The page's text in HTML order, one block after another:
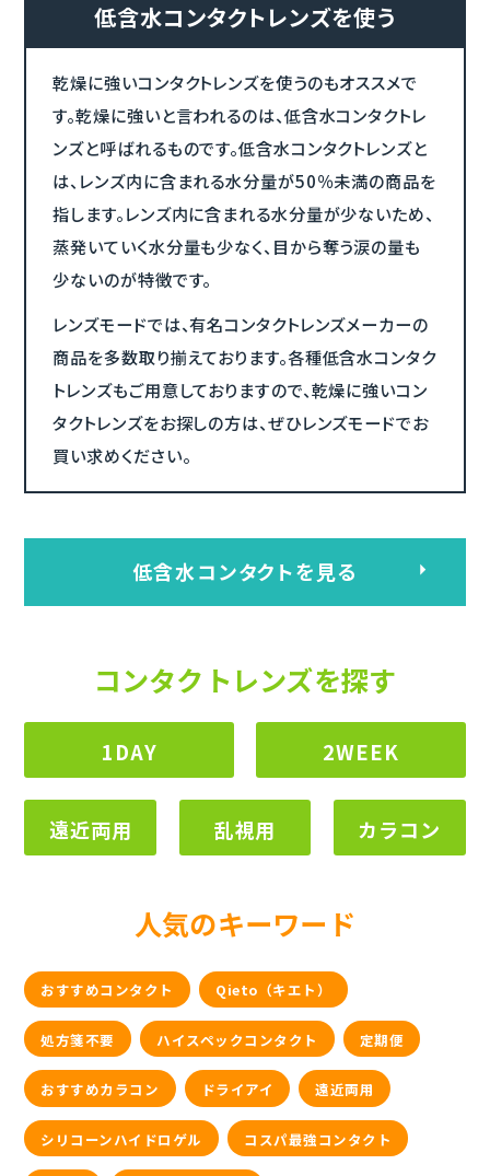
低含水コンタクトレンズを使う
乾燥に強いコンタクトレンズを使うのもオススメで
す。乾燥に強いと言われるのは、低含水コンタクトレ
ンズと呼ばれるものです。低含水コンタクトレンズと
は、レンズ内に含まれる水分量が50％未満の商品を
指します。レンズ内に含まれる水分量が少ないため、
蒸発いていく水分量も少なく、目から奪う涙の量も
少ないのが特徴です。
レンズモードでは、有名コンタクトレンズメーカーの
商品を多数取り揃えております。各種低含水コンタク
トレンズもご用意しておりますので、乾燥に強いコン
タクトレンズをお探しの方は、ぜひレンズモードでお
買い求めください。
低含水コンタクトを見る
コンタクトレンズを探す
1DAY 2WEEK
遠近両用 乱視用 カラコン
人気のキーワード
おすすめコンタクト Qieto（キエト）
処方箋不要 ハイスペックコンタクト 定期便
おすすめカラコン ドライアイ 遠近両用
シリコーンハイドロゲル コスパ最強コンタクト